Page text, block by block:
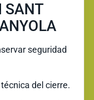
SANT
seguridad
del cierre.